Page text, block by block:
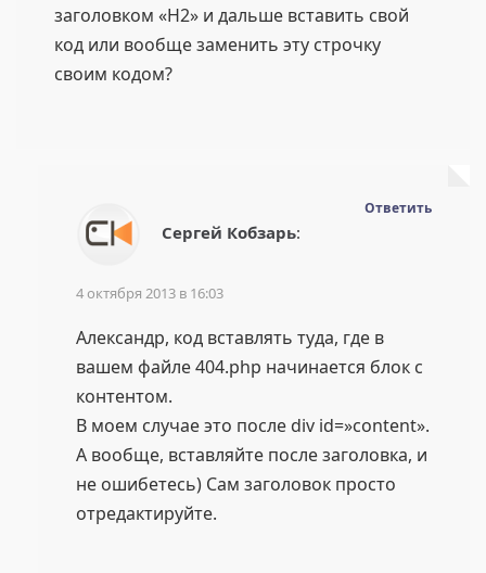
заголовком «H2» и дальше вставить свой
код или вообще заменить эту строчку
своим кодом?
Сергей Кобзарь:
4 октября 2013 в 16:03
Александр, код вставлять туда, где в
вашем файле 404.php начинается блок с
контентом.
В моем случае это после div id=»content».
А вообще, вставляйте после заголовка, и
не ошибетесь) Сам заголовок просто
отредактируйте.
Ответить